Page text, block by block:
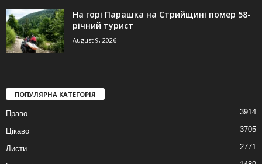
На горі Парашка на Стрийщині помер 58-
річний турист
August 9, 2026
ПОПУЛЯРНА КАТЕГОРІЯ
Право 3914
Цікаво 3705
Листи 2771